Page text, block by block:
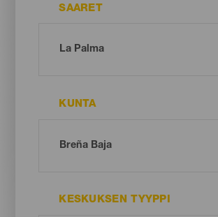
SAARET
KUNTA
KESKUKSEN TYYPPI